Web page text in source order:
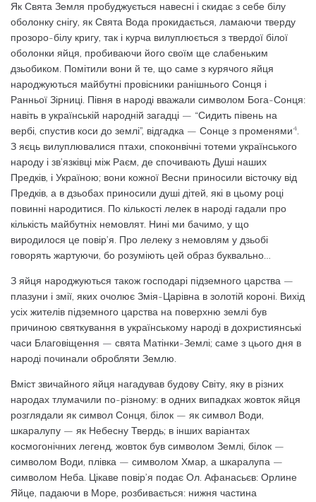
Як Свята Земля пробуджується навесні і скидає з себе білу
оболонку снігу, як Свята Вода прокидається, ламаючи тверду
прозо­ро-білу кригу, так і курча вилуплюється з твердої білої
оболонки яйця, пробиваючи його своїм ще слабеньким
дзьобиком. По­мітили вони й те, що саме з курячого яйця
народжуються майбутні провісники раніш­нього Сонця і
Ранньої Зірниці. Півня в на­роді вважали символом Бога-Сонця:
навіть в українській народній загадці — “Сидить півень на
вербі, спустив коси до землі”, від­гадка — Сонце з променями4.
З яєць вилуп­лювалися птахи, споконвічні тотеми україн­ського
народу і зв’язківці між Раєм, де спо­чивають Душі наших
Предків, і Україною; вони кожної Весни приносили вісточку від
Предків, а в дзьобах приносили душі дітей, які в цьому році
повинні народитися. По кількості лелек в народі гадали про
кількість майбутніх немовлят. Нині ми ба­чимо, у що
виродилося це повір’я. Про ле­леку з немовлям у дзьобі
говорять жартую­чи, бо розуміють цей образ буквально…
З яйця народжуються також господарі підземного царства —
плазуни і змії, яких очолює Змія-Царівна в золотій короні. Ви­хід
усіх жителів підземного царства на по­верхню землі був
причиною святкування в українському народі в дохристиянські
часи Благо­віщення — свята Матінки-Землі; саме з цього дня в
народі починали обробляти Землю.
Вміст звичайного яйця нагадував будову Світу, яку в різних
народах тлумачили по-різному: в одних випадках жовток яйця
ро­зглядали як символ Сонця, білок — як сим­вол Води,
шкаралупу — як Небесну Твердь; в інших варіантах
космогонічних легенд, жовток був символом Землі, білок —
символом Води, плівка — символом Хмар, а шкаралупа —
символом Неба. Цікаве повір’я подає Ол. Афанасьєв: Орлине
Яйце, падаючи в Море, розбивається: нижня час­тина